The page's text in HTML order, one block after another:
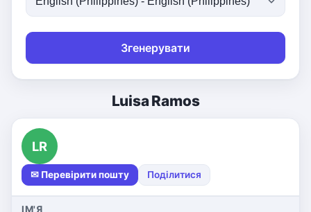
Згенерувати
Luisa Ramos
LR
✉ Перевірити пошту Поділитися
ІМ'Я